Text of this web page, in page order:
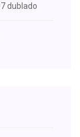
dublado